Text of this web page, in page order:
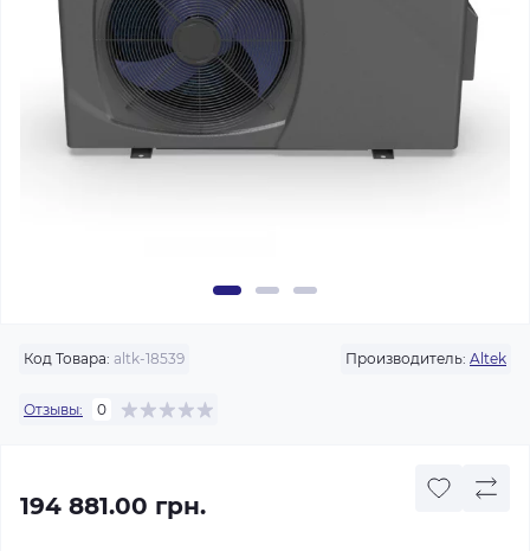
Код Товара: altk-18539 Производитель: Altek
Отзывы: 0
194 881.00 грн.